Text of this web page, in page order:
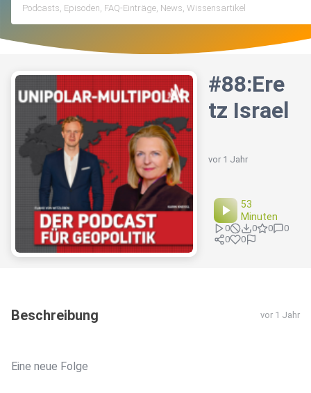
#88:Ere
tz Israel
vor 1 Jahr
53
Minuten
0 0 0
0
0
0
Beschreibung vor 1 Jahr
Eine neue Folge